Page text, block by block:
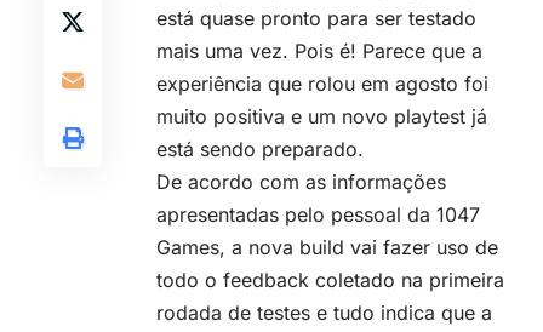
está quase pronto para ser testado
mais uma vez. Pois é! Parece que a
experiência que rolou em agosto foi
muito positiva e um novo playtest já
está sendo preparado.
De acordo com as informações
apresentadas pelo pessoal da 1047
Games, a nova build vai fazer uso de
todo o feedback coletado na primeira
rodada de testes e tudo indica que a